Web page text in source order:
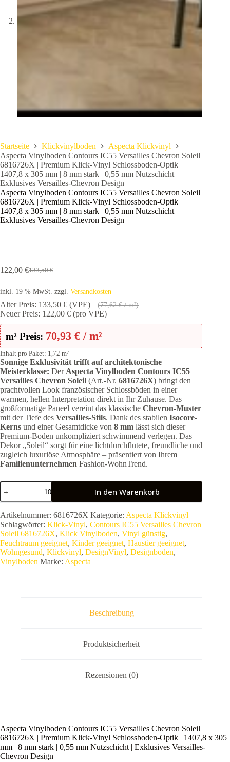
Startseite Klickvinylboden
Aspecta Klickvinyl
Aspecta Vinylboden Contours IC55 Versailles Chevron Soleil
6816726X | Premium Klick-Vinyl Schlossboden-Optik |
1407,8 x 305 mm | 8 mm stark | 0,55 mm Nutzschicht |
Exklusives Versailles-Chevron Design
Aspecta Vinylboden Contours IC55 Versailles Chevron Soleil
6816726X | Premium Klick-Vinyl Schlossboden-Optik |
1407,8 x 305 mm | 8 mm stark | 0,55 mm Nutzschicht |
Exklusives Versailles-Chevron Design
133,50€
Ursprünglicher
war:
133,50 €
122,00 €Aktueller
ist:
122,00 €.
inkl. 19 % MwSt. zzgl. Versandkosten
Alter Preis: 133,50€ (VPE) (77,62€/ m²)
Neuer Preis: 122,00 € (pro VPE)
m² Preis: 70,93 € / m²
Inhalt pro Paket: 1,72 m²
Sonnige Exklusivität trifft auf architektonische
Meisterklasse: Der Aspecta Vinylboden Contours IC55
Versailles Chevron Soleil (Art.-Nr. 6816726X) bringt den
prachtvollen Look französischer Schlossböden in einer
warmen, hellen Interpretation direkt in Ihr Zuhause. Das
großformatige Paneel vereint das klassische Chevron-Muster
mit der Tiefe des Versailles-Stils. Dank des stabilen Isocore-
Kerns und einer Gesamtdicke von 8 mm lässt sich dieser
Premium-Boden unkompliziert schwimmend verlegen. Das
Dekor „Soleil“ sorgt für eine lichtdurchflutete, freundliche und
zugleich luxuriöse Atmosphäre – präsentiert von Ihrem
Familienunternehmen Fashion-WohnTrend.
Aspecta
Vinylboden
Contours
IC55
Versailles
Chevron
Soleil
6816726X
Premium
Exklusives
Versailles-
Chevron
Design
In den Warenkorb
Artikelnummer: 6816726X Kategorie: Aspecta Klickvinyl
Schlagwörter: Klick-Vinyl, Contours IC55 Versailles Chevron
Soleil 6816726X, Klick Vinylboden, Vinyl günstig,
Feuchtraum geeignet, Kinder geeignet, Haustier geeignet,
Wohngesund, Klickvinyl, DesignVinyl, Designboden,
Vinylboden Marke: Aspecta
Beschreibung
Produktsicherheit
Rezensionen (0)
Aspecta Vinylboden Contours IC55 Versailles Chevron Soleil
6816726X | Premium Klick-Vinyl Schlossboden-Optik | 1407,8 x 305
mm | 8 mm stark | 0,55 mm Nutzschicht | Exklusives Versailles-
Chevron Design